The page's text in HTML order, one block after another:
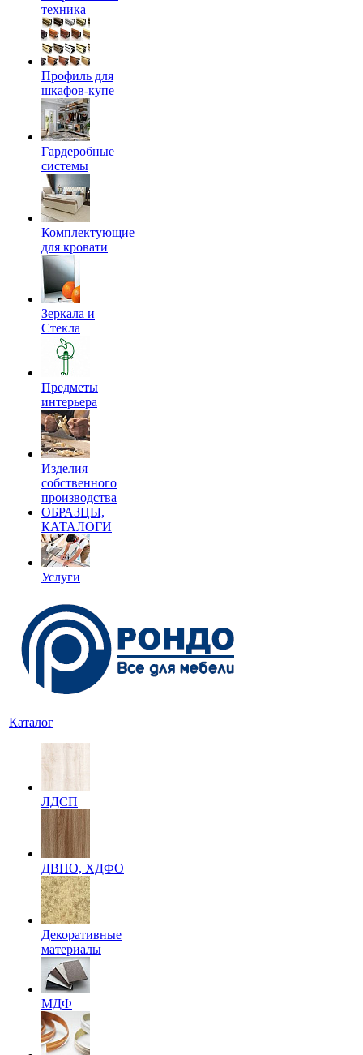
техника
Профиль для
шкафов-купе
Гардеробные
системы
Комплектующие
для кровати
Зеркала и
Стекла
Предметы
интерьера
Изделия
собственного
производства
ОБРАЗЦЫ,
КАТАЛОГИ
Услуги
Каталог
ЛДСП
ДВПО, ХДФО
Декоративные
материалы
МДФ